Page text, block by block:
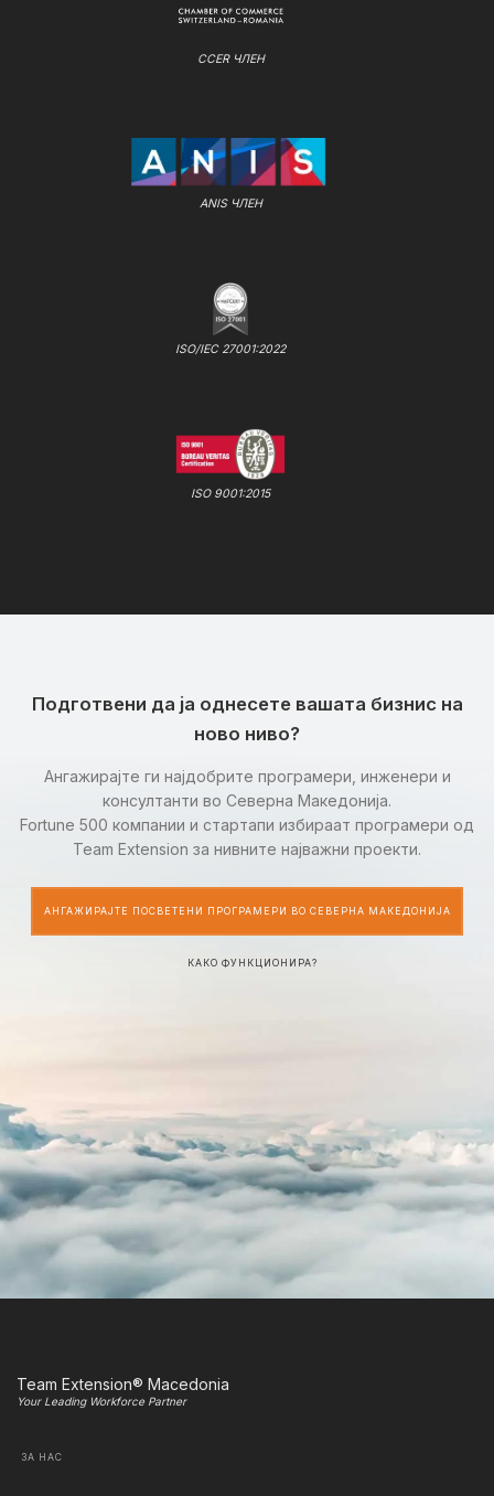
CCER ЧЛЕН
ANIS ЧЛЕН
ISO/IEC 27001:2022
ISO 9001:2015
Подготвени да ја однесете вашата бизнис на
ново ниво?
Ангажирајте ги најдобрите програмери, инженери и
консултанти во Северна Македонија.
Fortune 500 компании и стартапи избираат програмери од
Team Extension за нивните најважни проекти.
АНГАЖИРАЈТЕ ПОСВЕТЕНИ ПРОГРАМЕРИ ВО СЕВЕРНА МАКЕДОНИЈА
КАКО ФУНКЦИОНИРА?
Team Extension® Macedonia
Your Leading Workforce Partner
ЗА НАС